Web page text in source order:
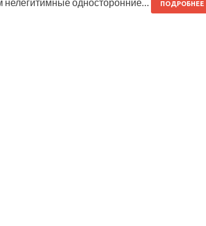
нелегитимные односторонние…
ПОДРОБНЕЕ